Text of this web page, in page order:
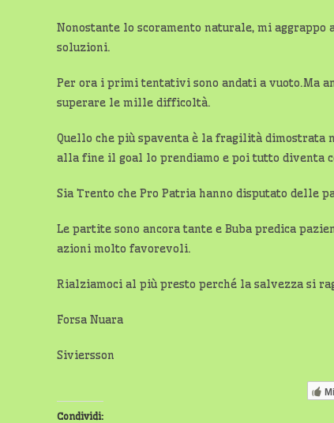
Nonostante lo scoramento naturale, mi
soluzioni.
Per ora i primi tentativi sono andati a vuoto.Ma
superare le mille difficoltà.
Quello che più spaventa è la fragilità dimostrata
alla fine il goal lo prendiamo e poi tutto diventa
Sia Trento che Pro Patria hanno disputato delle
Le partite sono ancora tante e Buba predica
azioni molto favorevoli.
Rialziamoci al più presto perché la salvezza si
Forsa Nuara
Siviersson
Condividi: